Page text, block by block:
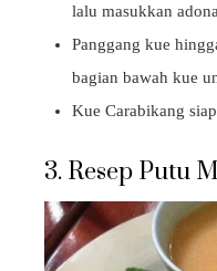
lalu masukkan
Panggang kue
bagian bawah kue
Kue Carabikang
3. Resep Putu